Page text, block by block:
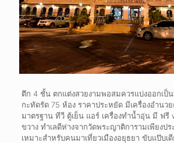
ตึก 4 ชั้น ตกแต่งสวยงามพอสมควรแบ่งออกเป็
กะทัดรัด 75 ห้อง ราคาประหยัด มีเครื่องอำนว
มาตรฐาน ทีวี ตู้เย็น แอร์ เครื่องทำน้ำอุ่น มี ฟรี
ขวาง ทำเลดีห่างจากวัดพระญาติการามเพียงป
เหมาะสำหรับคนมาเที่ยวเมืองอยุธยา ขับแป๊บเ